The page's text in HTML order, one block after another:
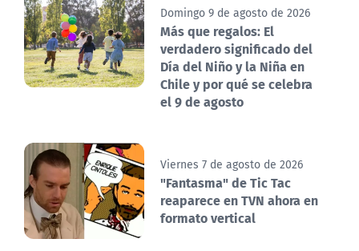
Domingo 9 de agosto de 2026
Más que regalos: El
verdadero significado del
Día del Niño y la Niña en
Chile y por qué se celebra
el 9 de agosto
Viernes 7 de agosto de 2026
"Fantasma" de Tic Tac
reaparece en TVN ahora en
formato vertical